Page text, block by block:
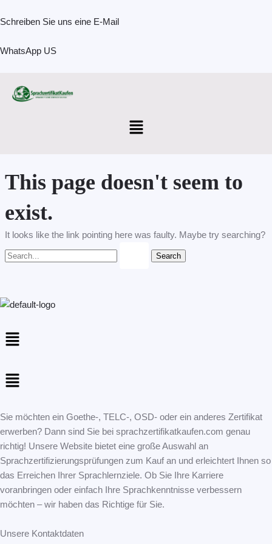
to
Schreiben Sie uns eine E-Mail
WhatsApp US
Menu
This page doesn't seem to
exist.
It looks like the link pointing here was faulty. Maybe try searching?
for:
Menu
Menu
Sie möchten ein Goethe-, TELC-, OSD- oder ein anderes Zertifikat
erwerben? Dann sind Sie bei sprachzertifikatkaufen.com genau
richtig! Unsere Website bietet eine große Auswahl an
Sprachzertifizierungsprüfungen zum Kauf an und erleichtert Ihnen so
das Erreichen Ihrer Sprachlernziele. Ob Sie Ihre Karriere
voranbringen oder einfach Ihre Sprachkenntnisse verbessern
möchten – wir haben das Richtige für Sie.
Unsere Kontaktdaten